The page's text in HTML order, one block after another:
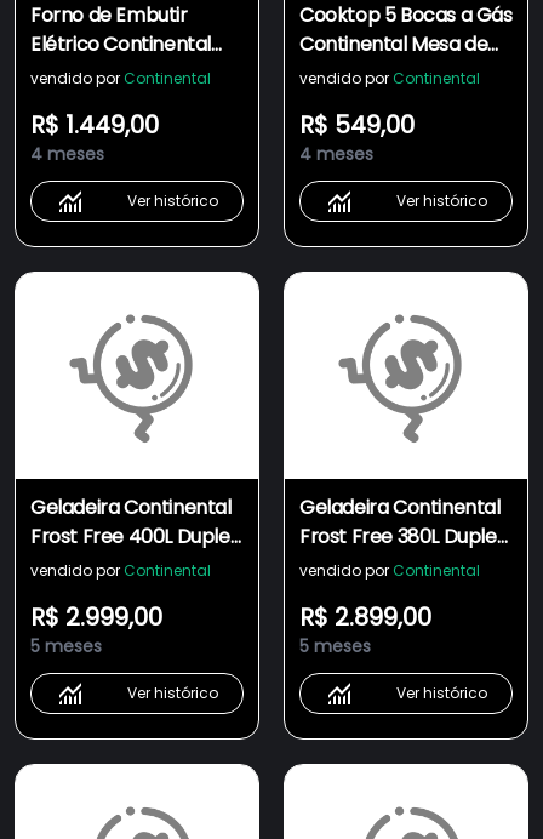
Forno de Embutir
Elétrico Continental
80L com
(OC8EM)
vendido por Continental
R$ 1.449,00
4 meses
Ver histórico
Cooktop 5 Bocas a Gás
Continental Mesa de
Vidro Preto com
Automático (KC5GR)
vendido por Continental
R$ 549,00
4 meses
Ver histórico
Geladeira Continental
Frost Free 400L Duplex
Branca (TC45)
vendido por Continental
R$ 2.999,00
5 meses
Ver histórico
Geladeira Continental
Frost Free 380L Duplex
Branca (TC42)
vendido por Continental
R$ 2.899,00
5 meses
Ver histórico